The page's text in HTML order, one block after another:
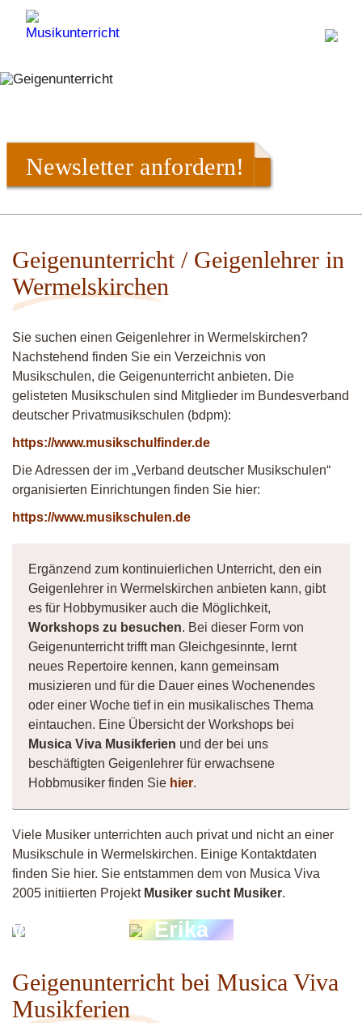
Newsletter anfordern!
Geigenunterricht / Geigenlehrer in
Wermelskirchen
Sie suchen einen Geigenlehrer in Wermelskirchen?
Nachstehend finden Sie ein Verzeichnis von
Musikschulen, die Geigenunterricht anbieten. Die
gelisteten Musikschulen sind Mitglieder im Bundesverband
deutscher Privatmusikschulen (bdpm):
https://www.musikschulfinder.de
Die Adressen der im „Verband deutscher Musikschulen“
organisierten Einrichtungen finden Sie hier:
https://www.musikschulen.de
Ergänzend zum kontinuierlichen Unterricht, den ein
Geigenlehrer in Wermelskirchen anbieten kann, gibt
es für Hobbymusiker auch die Möglichkeit,
Workshops zu besuchen. Bei dieser Form von
Geigenunterricht trifft man Gleichgesinnte, lernt
neues Repertoire kennen, kann gemeinsam
musizieren und für die Dauer eines Wochenendes
oder einer Woche tief in ein musikalisches Thema
eintauchen. Eine Übersicht der Workshops bei
Musica Viva Musikferien und der bei uns
beschäftigten Geigenlehrer für erwachsene
Hobbmusiker finden Sie hier.
Viele Musiker unterrichten auch privat und nicht an einer
Musikschule in Wermelskirchen. Einige Kontaktdaten
finden Sie hier. Sie entstammen dem von Musica Viva
2005 initiierten Projekt Musiker sucht Musiker.
Violinistin Erika
Geigenunterricht bei Musica Viva
Musikferien